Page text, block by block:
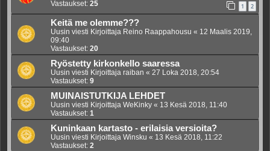
Vastaukset: 25 1 2
Keitä me olemme???
Uusin viesti Kirjoittaja Reino Raappahousu « 12 Maalis 2019,
09:40
Vastaukset: 20
Ryöstetty kirkonkello saaressa
Uusin viesti Kirjoittaja raiban « 27 Loka 2018, 20:54
Vastaukset: 9
MUINAISTUTKIJA LEHDET
Uusin viesti Kirjoittaja WeKinky « 13 Kesä 2018, 11:40
Vastaukset: 1
Kuninkaan kartasto - erilaisia versioita?
Uusin viesti Kirjoittaja Winsku « 13 Kesä 2018, 11:22
Vastaukset: 2